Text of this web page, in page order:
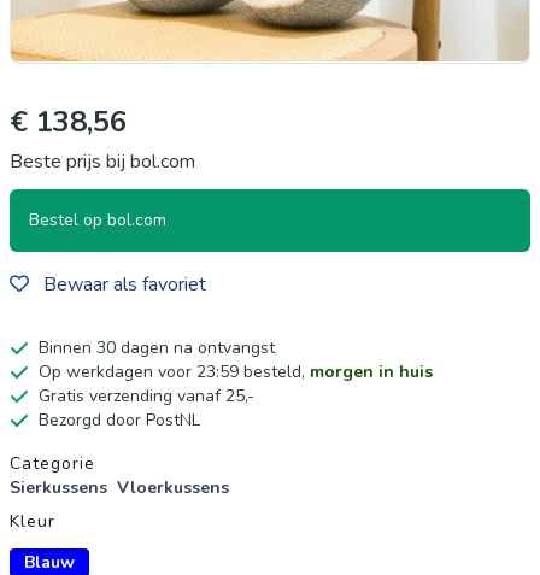
€ 138,56
Beste prijs bij bol.com
Bestel op bol.com
Bewaar als favoriet
Binnen 30 dagen na ontvangst
Op werkdagen voor 23:59 besteld, morgen in huis
Gratis verzending vanaf 25,-
Bezorgd door PostNL
Productgegevens
Categorie
Sierkussens Vloerkussens
Kleur
Blauw